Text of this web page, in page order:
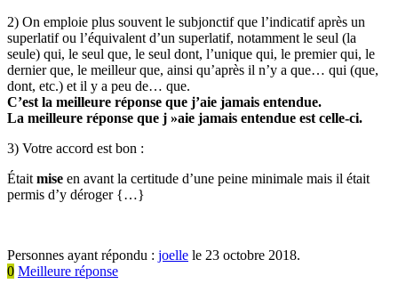
2) On emploie plus souvent le subjonctif que l’indicatif après un
superlatif ou l’équivalent d’un superlatif, notamment le seul (la
seule) qui, le seul que, le seul dont, l’unique qui, le premier qui, le
dernier que, le meilleur que, ainsi qu’après il n’y a que… qui (que,
dont, etc.) et il y a peu de… que.
C’est la meilleure réponse que j’aie jamais entendue.
La meilleure réponse que j »aie jamais entendue est celle-ci.
3) Votre accord est bon :
Était mise en avant la certitude d’une peine minimale mais il était
permis d’y déroger {…}
Personnes ayant répondu : joelle le 23 octobre 2018.
0 Meilleure réponse